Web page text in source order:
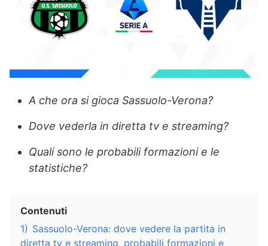
A che ora si gioca Sassuolo-Verona?
Dove vederla in diretta tv e streaming?
Quali sono le probabili formazioni e le
statistiche?
Contenuti
1) Sassuolo-Verona: dove vedere la partita in
diretta tv e streaming, probabili formazioni e